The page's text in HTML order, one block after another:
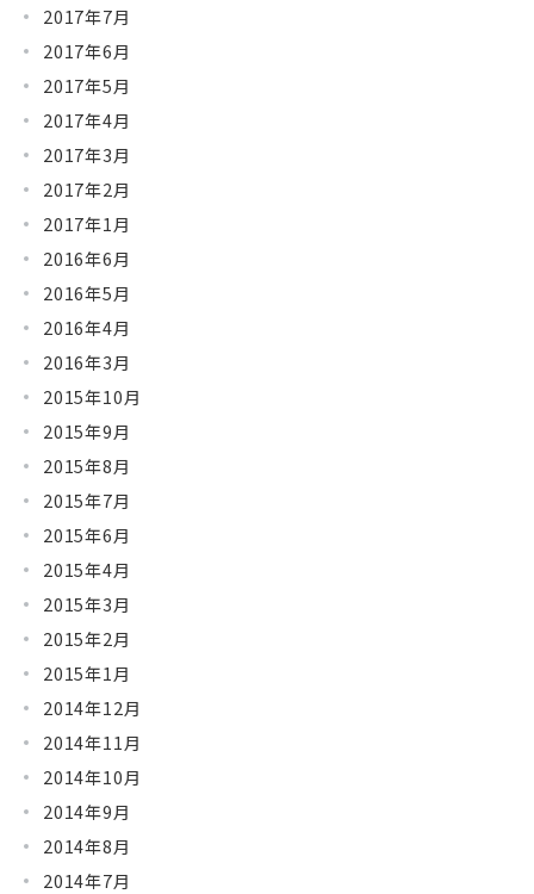
2017年7月
2017年6月
2017年5月
2017年4月
2017年3月
2017年2月
2017年1月
2016年6月
2016年5月
2016年4月
2016年3月
2015年10月
2015年9月
2015年8月
2015年7月
2015年6月
2015年4月
2015年3月
2015年2月
2015年1月
2014年12月
2014年11月
2014年10月
2014年9月
2014年8月
2014年7月